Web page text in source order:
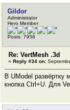
Gildor
Administrator
Hero Member
Posts: 7956
Re: VertMesh .3d
« Reply #34 on:
В UModel развёртку
кнопка Ctrl+U. Для